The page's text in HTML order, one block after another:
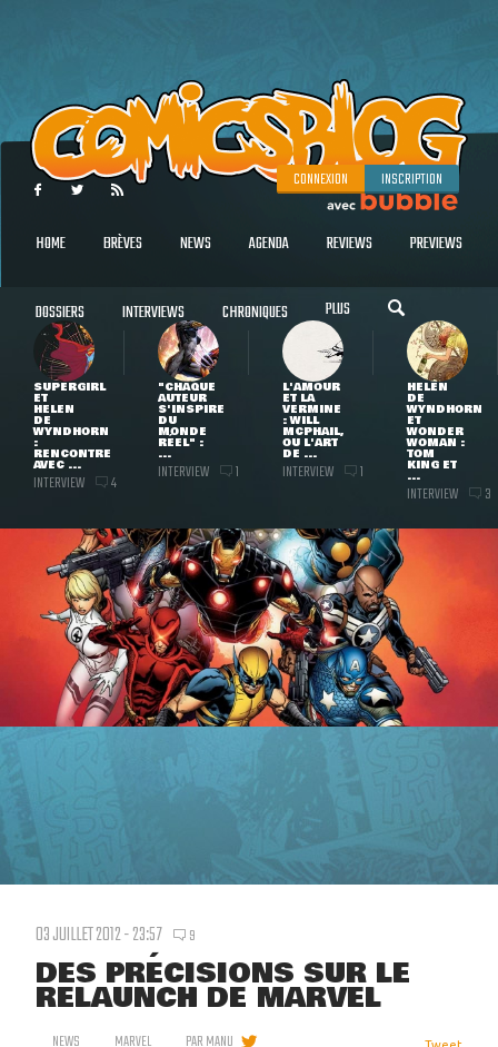
CONNEXION INSCRIPTION
HOME BRÈVES NEWS AGENDA REVIEWS PREVIEWS
DOSSIERS INTERVIEWS CHRONIQUES PLUS
SUPERGIRL
ET
HELEN
DE
WYNDHORN
:
RENCONTRE
AVEC ...
INTERVIEW 4
"CHAQUE
AUTEUR
S'INSPIRE
DU
MONDE
RÉEL" :
...
INTERVIEW 1
L'AMOUR
ET LA
VERMINE
: WILL
MCPHAIL,
OU L'ART
DE ...
INTERVIEW 1
HELEN
DE
WYNDHORN
ET
WONDER
WOMAN :
TOM
KING ET
...
INTERVIEW 3
03 JUILLET 2012 - 23:57 9
DES PRÉCISIONS SUR LE
RELAUNCH DE MARVEL
NEWS MARVEL PARMANU